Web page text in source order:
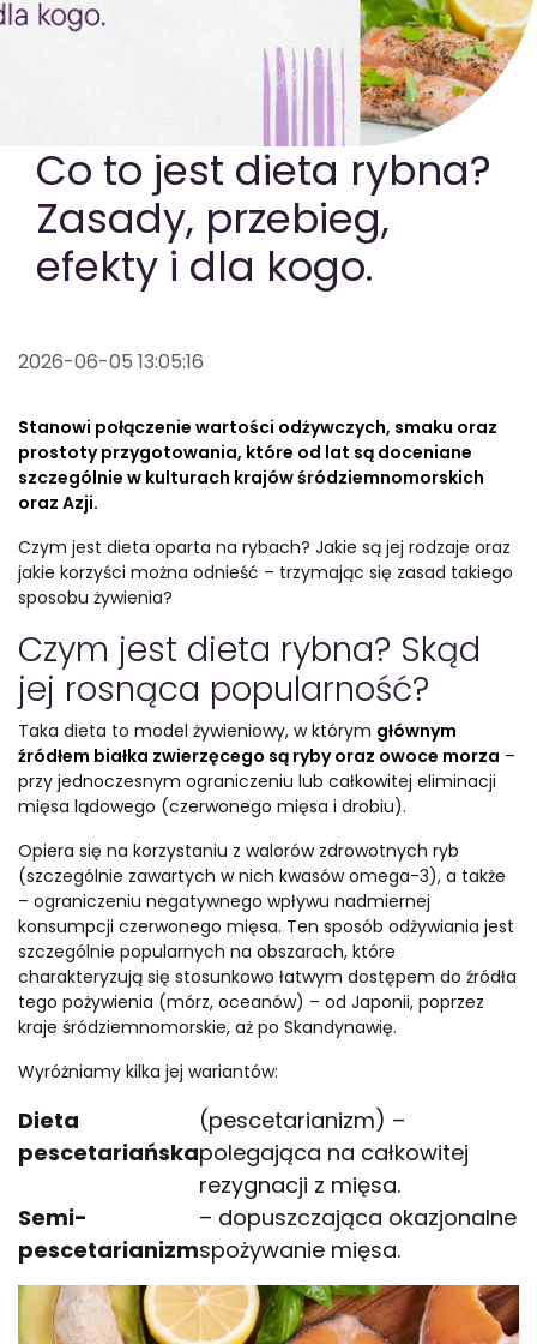
WYBÓR MENU PAKIETY MEDYCZNE
Co to jest dieta rybna?
Zasady, przebieg,
efekty i dla kogo.
2026-06-05 13:05:16
Stanowi połączenie wartości odżywczych, smaku oraz
prostoty przygotowania, które od lat są doceniane
szczególnie w kulturach krajów śródziemnomorskich
oraz Azji.
Czym jest dieta oparta na rybach? Jakie są jej rodzaje oraz
jakie korzyści można odnieść – trzymając się zasad takiego
sposobu żywienia?
Czym jest dieta rybna? Skąd
jej rosnąca popularność?
Taka dieta to model żywieniowy, w którym głównym
źródłem białka zwierzęcego są ryby oraz owoce morza –
przy jednoczesnym ograniczeniu lub całkowitej eliminacji
mięsa lądowego (czerwonego mięsa i drobiu).
Opiera się na korzystaniu z walorów zdrowotnych ryb
(szczególnie zawartych w nich kwasów omega-3), a także
– ograniczeniu negatywnego wpływu nadmiernej
konsumpcji czerwonego mięsa. Ten sposób odżywiania jest
szczególnie popularnych na obszarach, które
charakteryzują się stosunkowo łatwym dostępem do źródła
tego pożywienia (mórz, oceanów) – od Japonii, poprzez
kraje śródziemnomorskie, aż po Skandynawię.
Wyróżniamy kilka jej wariantów:
Dieta
pescetariańska
(pescetarianizm) –
polegająca na całkowitej
rezygnacji z mięsa.
Semi-
pescetarianizm
– dopuszczająca okazjonalne
spożywanie mięsa.